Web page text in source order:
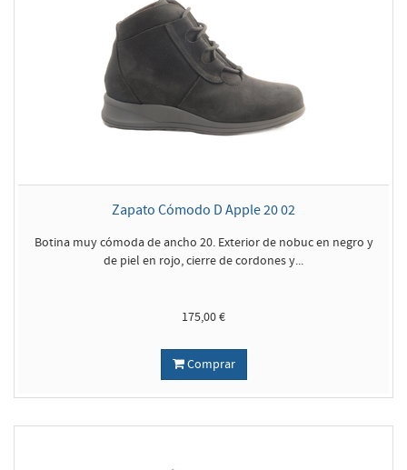
Zapato Cómodo D Apple 20 02
Botina muy cómoda de ancho 20. Exterior de nobuc en negro y
de piel en rojo, cierre de cordones y...
175,00 €
Comprar